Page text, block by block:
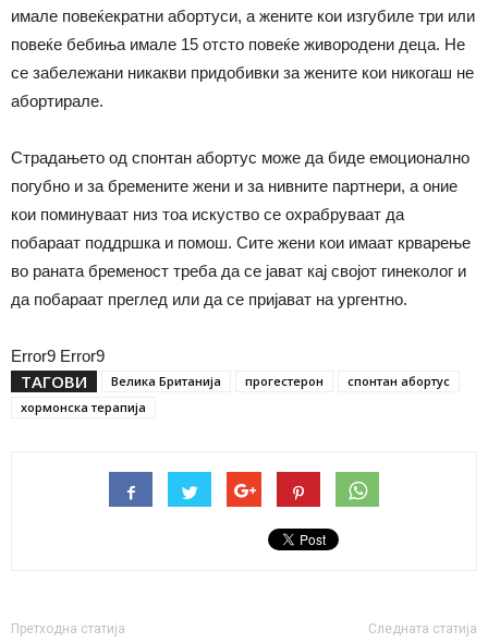
имале повеќекратни абортуси, а жените кои изгубиле три или
повеќе бебиња имале 15 отсто повеќе живородени деца. Не
се забележани никакви придобивки за жените кои никогаш не
абортирале.
Страдањето од спонтан абортус може да биде емоционално
погубно и за бремените жени и за нивните партнери, а оние
кои поминуваат низ тоа искуство се охрабруваат да
побараат поддршка и помош. Сите жени кои имаат крварење
во раната бременост треба да се јават кај својот гинеколог и
да побараат преглед или да се пријават на ургентно.
Error9 Error9
ТАГОВИ Велика Британија прогестерон
спонтан абортус
хормонска терапија
Претходна статија Следната статија